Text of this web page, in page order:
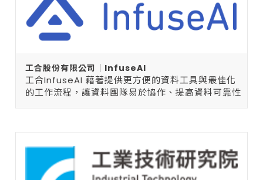
工合股份有限公司｜InfuseAI
工合InfuseAI 藉著提供更方便的資料工具與最佳化
的工作流程，讓資料團隊易於協作、提高資料可靠性